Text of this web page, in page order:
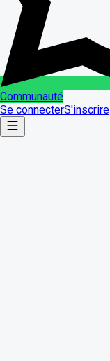
Communauté
Se connecterS'inscrire